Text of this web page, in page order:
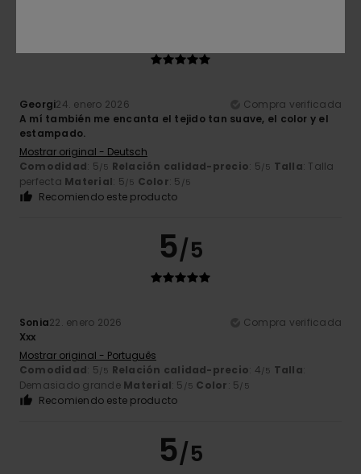
Georgi24. enero 2026
Compra verificada
A mí también me encanta el tejido tan suave, el color y el
estampado.
Mostrar original - Deutsch
Comodidad: 5/5 Relación calidad-precio: 5/5 Talla: Talla
perfecta Material: 5/5 Color: 5 /5
Recomiendo este producto
5/5
Sonia22. enero 2026
Compra verificada
Xxx
Mostrar original - Português
Comodidad: 5/5 Relación calidad-precio: 4/5 Talla:
Demasiado grande Material: 5 /5 Color: 5/5
Recomiendo este producto
5/5